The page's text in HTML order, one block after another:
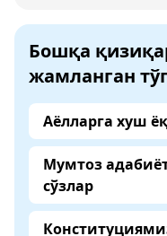
Бошқа
жамланган
Аёлларга хуш
Мумтоз
сўзлар